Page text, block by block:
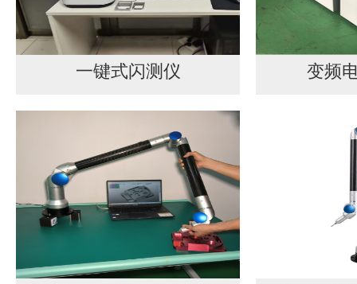
一键式闪测仪 变频